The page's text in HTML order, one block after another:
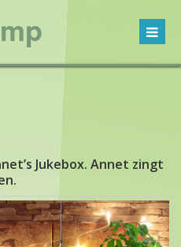
Jukebox. Annet zingt